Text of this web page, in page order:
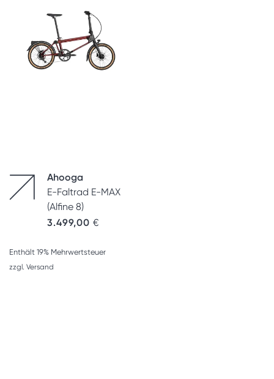
Ahooga
E-Faltrad E-MAX
(Alfine 8)
3.499,00 €
Enthält 19% Mehrwertsteuer
zzgl. Versand